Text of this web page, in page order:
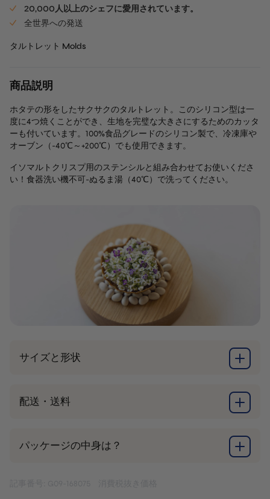
20,000人以上のシェフに愛用されています。
全世界への発送
タルトレット Molds
商品説明
ホタテの形をしたサクサクのタルトレット。このシリコン型は一
度に4つ焼くことができ、生地を完璧な大きさにするためのカッタ
ーも付いています。100%食品グレードのシリコン製で、冷凍庫や
オーブン（-40℃～+200℃）でも使用できます。
イソマルトクリスプ用のステンシルと組み合わせてお使いくださ
い！食器洗い機不可-ぬるま湯（40℃）で洗ってください。
サイズと形状
配送・送料
パッケージの中身は？